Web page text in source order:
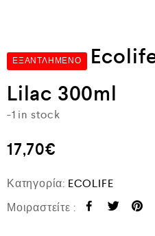
ΕΞΑΝΤΛΗΜΈΝΟ
Lilac 300ml
-1 in stock
17,70€
Κατηγορία: ECOLIFE
Μοιραστείτε :